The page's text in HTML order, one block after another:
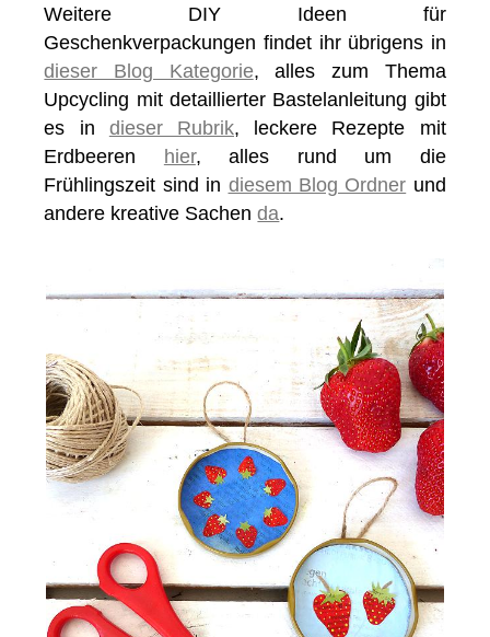
Weitere DIY Ideen für
Geschenkverpackungen findet ihr übrigens in
dieser Blog Kategorie, alles zum Thema
Upcycling mit detaillierter Bastelanleitung gibt
es in dieser Rubrik, leckere Rezepte mit
Erdbeeren hier, alles rund um die
Frühlingszeit sind in diesem Blog Ordner und
andere kreative Sachenda.